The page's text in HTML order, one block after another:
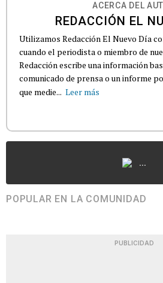
ACERCA DEL
REDACCIÓN EL
Utilizamos Redacción El Nuevo Día
cuando el periodista o miembro de
Redacción escribe una información
comunicado de prensa o un informe
que medie... Leer más
...
POPULAR EN LA COMUNIDAD
PUBLICIDAD